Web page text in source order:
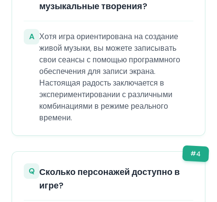
музыкальные творения?
A Хотя игра ориентирована на создание
живой музыки, вы можете записывать
свои сеансы с помощью программного
обеспечения для записи экрана.
Настоящая радость заключается в
экспериментировании с различными
комбинациями в режиме реального
времени.
#4
Q Сколько персонажей доступно в
игре?